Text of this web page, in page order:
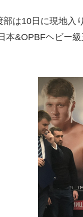
は10日に現地入
本&OPBFヘビー